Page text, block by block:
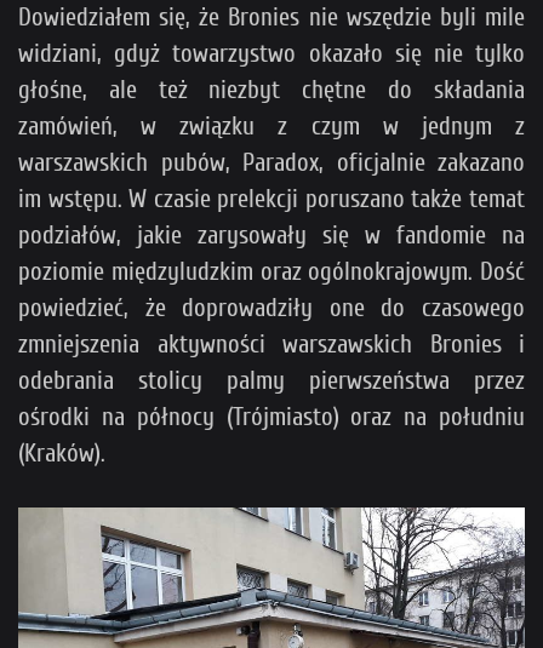
Dowiedziałem się, że Bronies nie wszędzie byli mile
widziani, gdyż towarzystwo okazało się nie tylko
głośne, ale też niezbyt chętne do składania
zamówień, w związku z czym w jednym z
warszawskich pubów, Paradox, oficjalnie zakazano
im wstępu. W czasie prelekcji poruszano także temat
podziałów, jakie zarysowały się w fandomie na
poziomie międzyludzkim oraz ogólnokrajowym. Dość
powiedzieć, że doprowadziły one do czasowego
zmniejszenia aktywności warszawskich Bronies i
odebrania stolicy palmy pierwszeństwa przez
ośrodki na północy (Trójmiasto) oraz na południu
(Kraków).